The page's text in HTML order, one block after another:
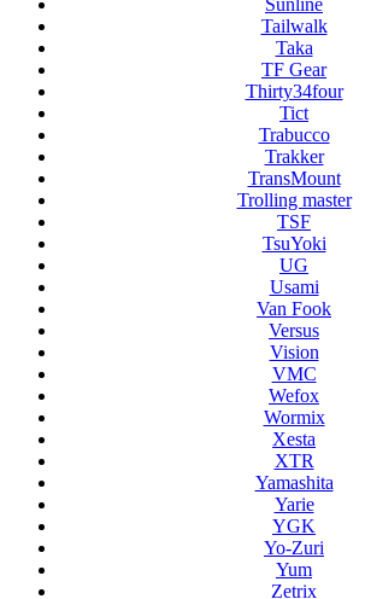
Sunline
Tailwalk
Taka
TF Gear
Thirty34four
Tict
Trabucco
Trakker
TransMount
Trolling master
TSF
TsuYoki
UG
Usami
Van Fook
Versus
Vision
VMC
Wefox
Wormix
Xesta
XTR
Yamashita
Yarie
YGK
Yo-Zuri
Yum
Zetrix